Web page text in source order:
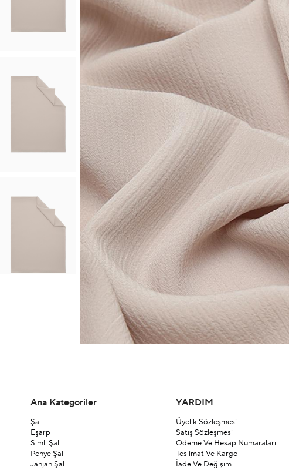
Ana Kategoriler
Şal
Eşarp
Simli Şal
Penye Şal
Janjan Şal
YARDIM
Üyelik Sözleşmesi
Satış Sözleşmesi
Ödeme Ve Hesap Numaraları
Teslimat Ve Kargo
İade Ve Değişim